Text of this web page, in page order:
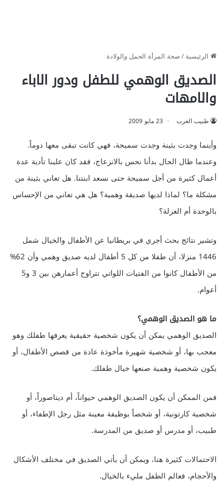
الرئيسية/صحة المرأة الحمل والولادة
الصديق الوهمي للطفل ودور الاباء
والامهات
طبيب العرب 23 مايو 2009
وأينما وجدت بثينة وجدت سميحة، فهي كانت تبقى معها دوماً.
وعندما طال الحال بدأنا نحس بالانزعاج، فقد كان علينا تأدية عدة
أعمال كثيرة من أجل سميحة حتى نسعد ابنتنا. هل تعاني بثينة من
مشكلة ما؟ لماذا لديها صديقة وهمية؟ هل هي تعاني من الإحساس
بالوحدة أم العزلة؟
وتشير نتائج بحث أجري في بريطانيا عن الأطفال والخيال شمل
1446 منزلا، أن طفلا من كل 5 أطفال لديه صديق وهمي وأن 62%
من الأطفال كانوا من الفتيات اللواتي تتراوح أعمارهن بين 3 و5
أعوام.
ما هو الصديق الوهمي؟
الصديق الوهمي يمكن أن يكون شخصية حقيقية يعرفها طفلك وهو
معجب بها، أو شخصية شهيرة مأخوذة عادة من قصص الأطفال، أو
يكون شخصية وهمية صنعها خيال طفلك.
فمن الممكن أن يكون الصديق الوهمي حيواناً، أم ديناصوراً، أو
شخصية كارتونية، أو شخصاً بوظيفة معينة مثل رجل الإطفاء، أو
طبيب، أو مدرس أو صديق من المدرسة.
الاحتمالات كثيرة هنا، ويمكن أن يأتي الصديق في مختلف الأشكال
والأحجام، فعالم الطفل مليء بالخيال.